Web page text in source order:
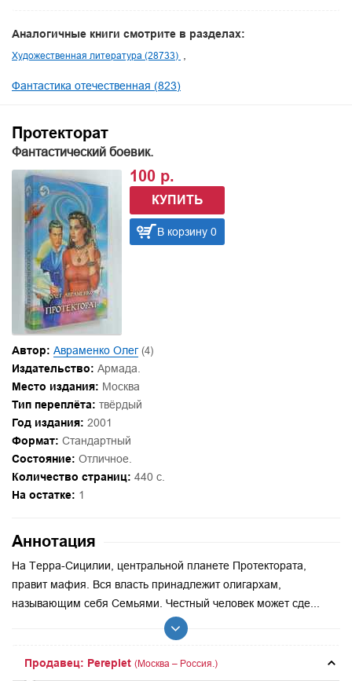
Аналогичные книги смотрите в разделах:
Художественная литература (28733)
Фантастика отечественная (823)
Протекторат
Фантастический боевик.
100 р.
КУПИТЬ
В корзину 0
Автор: Авраменко Олег (4)
Издательство: Армада.
Место издания: Москва
Тип переплёта: твёрдый
Год издания: 2001
Формат: Стандартный
Состояние: Отличное.
Количество страниц: 440 с.
На остатке: 1
Аннотация
На Терра-Сицилии, центральной планете Протектората,
правит мафия. Вся власть принадлежит олигархам,
называющим себя Семьями. Честный человек может сде...
Продавец: Pereplet (Москва – Россия.)